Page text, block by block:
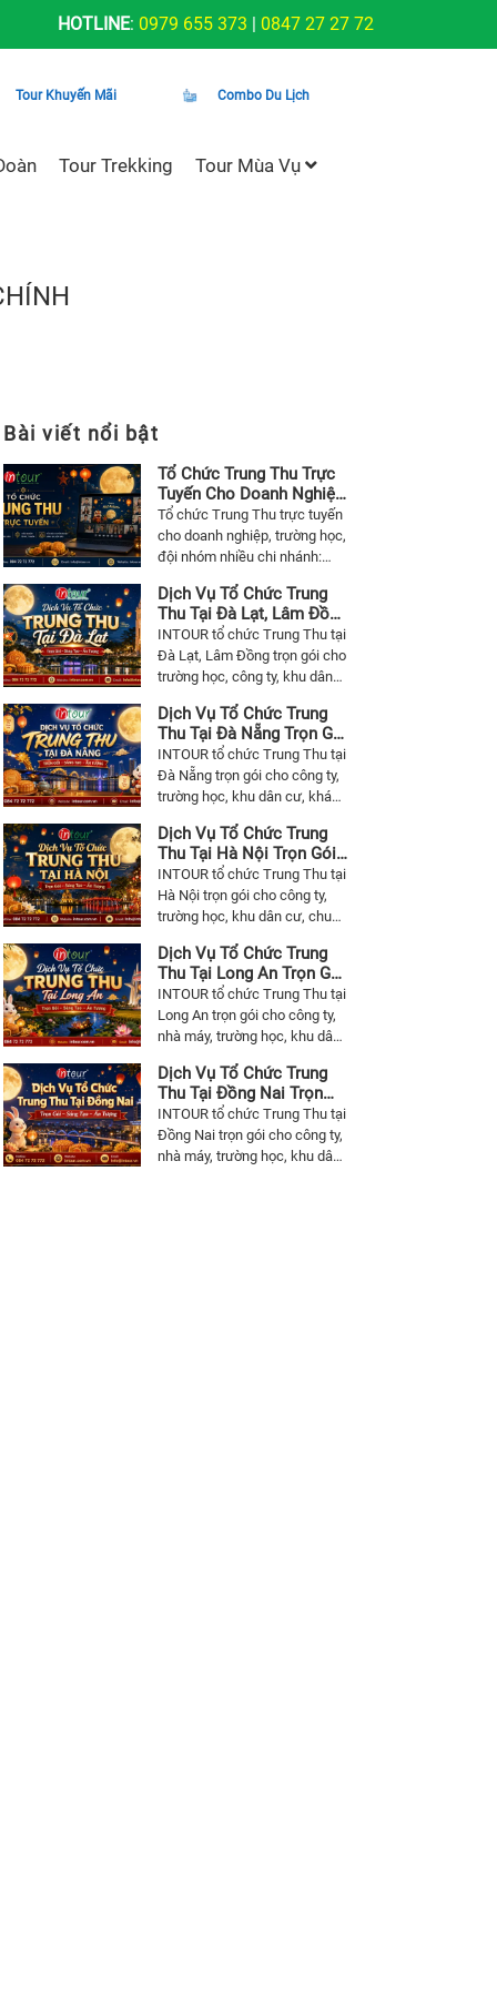
HOTLINE: 0979 655 373 | 0847 27 27 72
Tour Khuyến Mãi Combo Du Lịch
Tour Trekking Tour Mùa Vụ
Bài viết nổi bật
Tổ Chức Trung Thu Trực
Tuyến Cho Doanh Nghiệp,
Trường Học, Đội Nhóm
Dù Ở Bất Kỳ Đâu
Tổ chức Trung Thu trực tuyến
cho doanh nghiệp, trường học,
đội nhóm nhiều chi nhánh:
Chị Hằng, trò chơi, quà tặng
gửi trước, workshop lồng đèn
và chương trình kết nối từ xa.
Dịch Vụ Tổ Chức Trung
Thu Tại Đà Lạt, Lâm Đồng
Trọn Gói Cho Trường
Học, Công Ty, Resort
INTOUR tổ chức Trung Thu tại
Đà Lạt, Lâm Đồng trọn gói cho
trường học, công ty, khu dân
lịch: MC Chú Cuội Chị Hằng,
múa lân, sân khấu, âm thanh
ánh sáng, trang trí, trò chơi,
quà tặng.
Dịch Vụ Tổ Chức Trung
Thu Tại Đà Nẵng Trọn Gói
Cho Công Ty, Trường
Học, Khu Dân Cư
INTOUR tổ chức Trung Thu tại
Đà Nẵng trọn gói cho công ty,
trường học, khu dân cư, khách
mại: MC Chú Cuội Chị Hằng,
múa lân, sân khấu, âm thanh
ánh sáng, trang trí, trò chơi,
quà tặng.
Dịch Vụ Tổ Chức Trung
Thu Tại Hà Nội Trọn Gói
Cho Công Ty, Trường
Học, Khu Dân Cư
INTOUR tổ chức Trung Thu tại
Hà Nội trọn gói cho công ty,
trường học, khu dân cư, chung
Chị Hằng, múa lân, sân khấu,
âm thanh ánh sáng, trang trí,
trò chơi, quà tặng và vận hành
chương trình.
Dịch Vụ Tổ Chức Trung
Thu Tại Long An Trọn Gói
Cho Công Ty, Trường
Học, Khu Dân Cư
INTOUR tổ chức Trung Thu tại
Long An trọn gói cho công ty,
nhà máy, trường học, khu dân
Chị Hằng, múa lân, sân khấu,
âm thanh ánh sáng, trang trí,
trò chơi, quà tặng và vận hành
chương trình.
Dịch Vụ Tổ Chức Trung
Thu Tại Đồng Nai Trọn
Gói Cho Công Ty, Trường
Học, Khu Dân Cư
INTOUR tổ chức Trung Thu tại
Đồng Nai trọn gói cho công ty,
nhà máy, trường học, khu dân